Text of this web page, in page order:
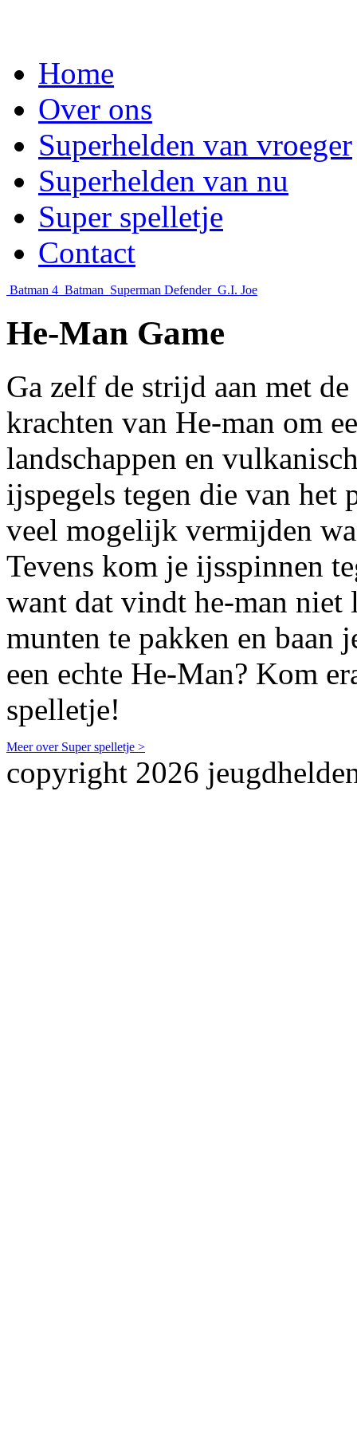
Home
Over ons
Superhelden van vroeger
Superhelden van nu
Super spelletje
Contact
Batman 4 Batman Superman Defender G.I. Joe
He-Man Game
Ga zelf de strijd aan met
krachten van He-man om
landschappen en
ijspegels tegen die van het
veel mogelijk vermijden
Tevens kom je ijsspinnen
want dat vindt he-man
munten te pakken en baan
een echte He-Man? Kom
spelletje!
Meer over Super spelletje >
copyright 2026